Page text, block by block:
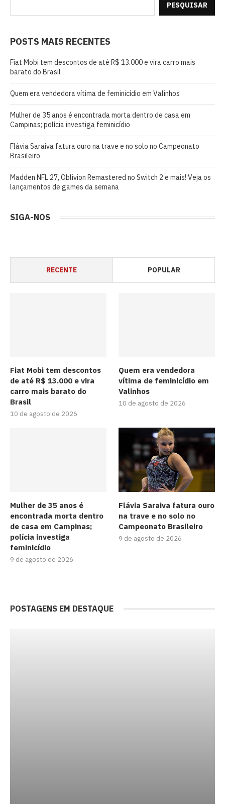
PESQUISAR
POSTS MAIS RECENTES
Fiat Mobi tem descontos de até R$ 13.000 e vira carro mais
barato do Brasil
Quem era vendedora vítima de feminicídio em Valinhos
Mulher de 35 anos é encontrada morta dentro de casa em
Campinas; polícia investiga feminicídio
Flávia Saraiva fatura ouro na trave e no solo no Campeonato
Brasileiro
Madden NFL 27, Oblivion Remastered no Switch 2 e mais! Veja os
lançamentos de games da semana
SIGA-NOS
RECENTE POPULAR
Fiat Mobi tem descontos
de até R$ 13.000 e vira
carro mais barato do
Brasil
10 de agosto de 2026
Quem era vendedora
vítima de feminicídio em
Valinhos
10 de agosto de 2026
Mulher de 35 anos é
encontrada morta dentro
de casa em Campinas;
polícia investiga
feminicídio
9 de agosto de 2026
Flávia Saraiva fatura ouro
na trave e no solo no
Campeonato Brasileiro
9 de agosto de 2026
POSTAGENS EM DESTAQUE